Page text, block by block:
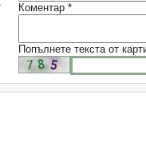
Коментар *
Попълнете текста от